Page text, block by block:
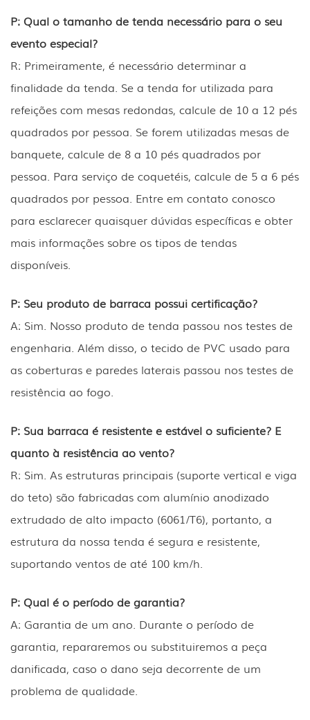
P: Qual o tamanho de tenda necessário para o seu
evento especial?
R: Primeiramente, é necessário determinar a
finalidade da tenda. Se a tenda for utilizada para
refeições com mesas redondas, calcule de 10 a 12 pés
quadrados por pessoa. Se forem utilizadas mesas de
banquete, calcule de 8 a 10 pés quadrados por
pessoa. Para serviço de coquetéis, calcule de 5 a 6 pés
quadrados por pessoa. Entre em contato conosco
para esclarecer quaisquer dúvidas específicas e obter
mais informações sobre os tipos de tendas
disponíveis.
P: Seu produto de barraca possui certificação?
A: Sim. Nosso produto de tenda passou nos testes de
engenharia. Além disso, o tecido de PVC usado para
as coberturas e paredes laterais passou nos testes de
resistência ao fogo.
P: Sua barraca é resistente e estável o suficiente? E
quanto à resistência ao vento?
R: Sim. As estruturas principais (suporte vertical e viga
do teto) são fabricadas com alumínio anodizado
extrudado de alto impacto (6061/T6), portanto, a
estrutura da nossa tenda é segura e resistente,
suportando ventos de até 100 km/h.
P: Qual é o período de garantia?
A: Garantia de um ano. Durante o período de
garantia, repararemos ou substituiremos a peça
danificada, caso o dano seja decorrente de um
problema de qualidade.